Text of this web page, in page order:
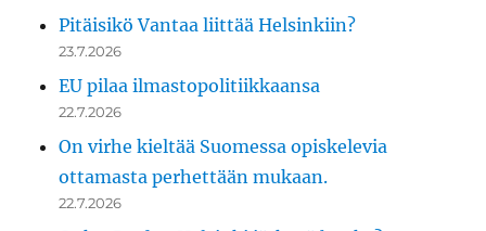
Pitäisikö Vantaa liittää Helsinkiin?
23.7.2026
EU pilaa ilmastopolitiikkaansa
22.7.2026
On virhe kieltää Suomessa opiskelevia
ottamasta perhettään mukaan.
22.7.2026